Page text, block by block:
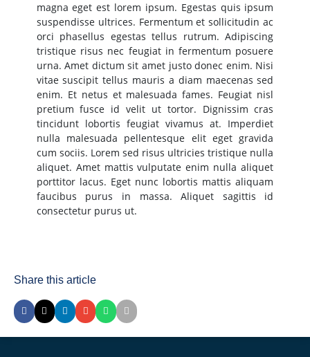
magna eget est lorem ipsum. Egestas quis ipsum
suspendisse ultrices. Fermentum et sollicitudin ac
orci phasellus egestas tellus rutrum. Adipiscing
tristique risus nec feugiat in fermentum posuere
urna. Amet dictum sit amet justo donec enim. Nisi
vitae suscipit tellus mauris a diam maecenas sed
enim. Et netus et malesuada fames. Feugiat nisl
pretium fusce id velit ut tortor. Dignissim cras
tincidunt lobortis feugiat vivamus at. Imperdiet
nulla malesuada pellentesque elit eget gravida
cum sociis. Lorem sed risus ultricies tristique nulla
aliquet. Amet mattis vulputate enim nulla aliquet
porttitor lacus. Eget nunc lobortis mattis aliquam
faucibus purus in massa. Aliquet sagittis id
consectetur purus ut.
Share this article